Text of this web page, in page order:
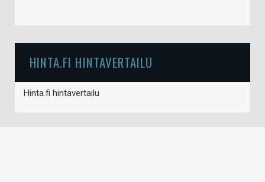
HINTA.FI HINTAVERTAILU
Hinta.fi hintavertailu